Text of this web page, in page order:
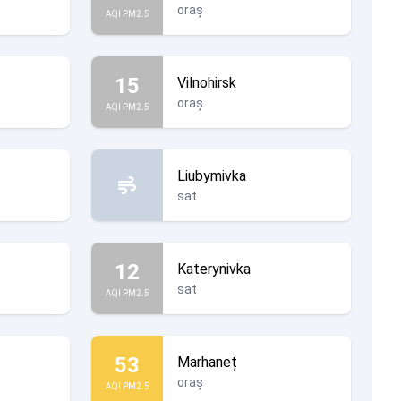
AQI PM2.5 oraș
15
AQI PM2.5
Vilnohirsk
oraș
Liubymivka
sat
12
AQI PM2.5
Katerynivka
sat
53
AQI PM2.5
Marhaneț
oraș